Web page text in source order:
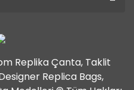
Replika Çanta, Taklit
Replica Bags,